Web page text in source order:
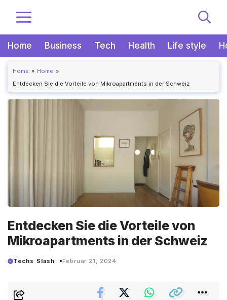
Inhalt
MENÜ
Home Business Tech Health Life style
Home
Home
Entdecken Sie die Vorteile von Mikroapartments in der Schweiz
Entdecken Sie die Vorteile von
Mikroapartments in der Schweiz
Techs Slash Februar 21, 2024